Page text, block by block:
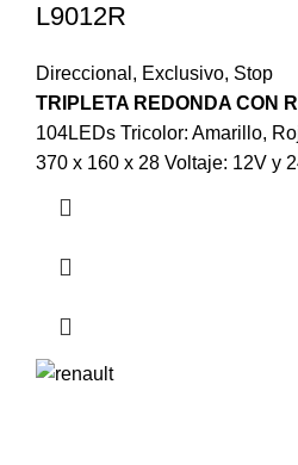
L9012R
Direccional , Exclusivo, Stop
TRIPLETA REDONDA CON
104LEDs Tricolor: Amarillo,
370 x 160 x 28 Voltaje: 12V y